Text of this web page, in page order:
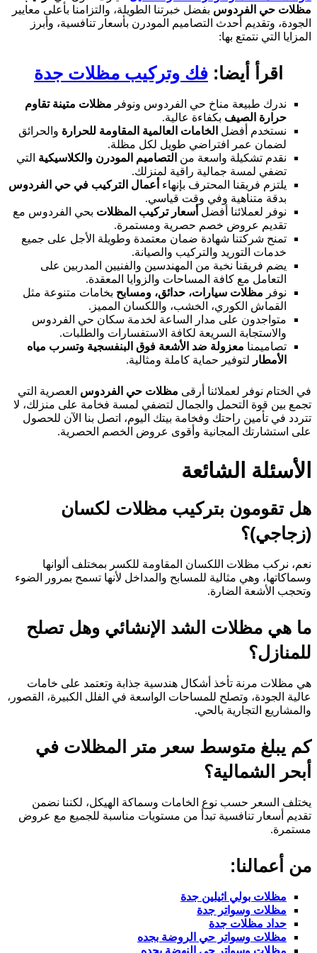
حي الفردوس بفضل خبرتنا الطويلة، والتزامنا بأعلى معايير
وتقديم أحدث التصاميم المودرن بأسعار تنافسية، وأبرز
التي نتمتع بها:
اقرأ أيضا:فك وتركيب مظلات جدة
ندرك طبيعة مناخ حي الفردوس ونوفرمظلات متينة تقاوم
حرارة الصيف بكفاءة عالية.
نستخدم أفضلالخامات العالمية المقاومة للحرارة والحرائق
لضمان عمر افتراضي طويل لكل مظلة.
نقدم تشكيلة واسعة منالتصاميم المودرن والكلاسيكية التي
تضفي لمسة جمالية راقية لمنزلك.
يلتزم فريقنا المحترف بإنهاءأعمال التركيب في حي الفردوس
بدقة متناهية وفي وقت قياسي.
نوفر لعملائنا أفضلأسعار تركيب المظلات بحي الفردوس مع
تقديم عروض خصم حصرية ومستمرة.
تمنح شركتنا شهادة ضمان معتمدة وطويلة الأجل على جميع
خدمات التوريد والتركيب والصيانة.
يضم فريقنا نخبة من المهندسين والفنيين المدربين على
التعامل مع كافة المساحات والزوايا المعقدة.
نوفرمظلات سيارات، حدائق، ومسابح بخامات متنوعة مثل
القماش الكوري، الخشب، واللكسان المميز.
متواجدون على مدار الساعة لخدمة سكان حي الفردوس
والاستجابة السريعة لكافة الاستفسارات والطلبات.
تصاميمنامعزولة ضد الأشعة فوق البنفسجية وتسرب مياه
الأمطار لتوفير حماية كاملة ومثالية.
الختام نوفر لعملائنا أرقىمظلات حي الفردوس العصرية التي
بين قوة التحمل والجمال لتضفي لمسة فخامة على منزلك، لا
في تأمين راحتك وفخامة بيتك اليوم، اتصل بنا الآن للحصول
استشارتك المجانية وأقوى عروض الخصم الحصرية.
الشائعة
تقومون بتركيب مظلات لكسان
نركب مظلات اللكسان المقاومة للكسر بمختلف ألوانها
وهي مثالية للمسابح والمداخل لأنها تسمح بمرور الضوء
الأشعة الضارة.
هي مظلات الشد الإنشائي وهل تصلح
مظلات مرنة تأخذ أشكال هندسية جذابة وتعتمد على خامات
الجودة، وتصلح للمساحات الواسعة في الفلل الكبيرة، القصور،
التجارية بالحي.
يبلغ متوسط سعر متر المظلات في
الشمالية؟
السعر حسب نوع الخامات وسماكة الهيكل، لكننا نضمن
أسعار تنافسية تبدأ من مستويات مناسبة للجميع مع عروض
أعمالنا:
مظلات بولي اثيلين جدة
مظلات وسواتر جدة
حداد مظلات جدة
مظلات وسواتر حي الروضة بجده
مظلات وسواتر حي النهضة بجده